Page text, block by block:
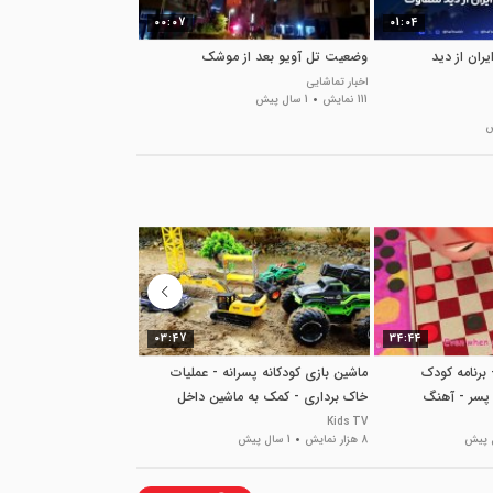
01:04
از دید
00:07
وضعیت تل آویو بعد از موشک
اخبار تماشایی
111 نمایش
1 سال پیش
34:44
کودک
- آهنگ
03:47
ماشین بازی کودکانه پسرانه - عملیات
خاک برداری - کمک به ماشین داخل
گودال
Kids TV
8 هزار نمایش
1 سال پیش